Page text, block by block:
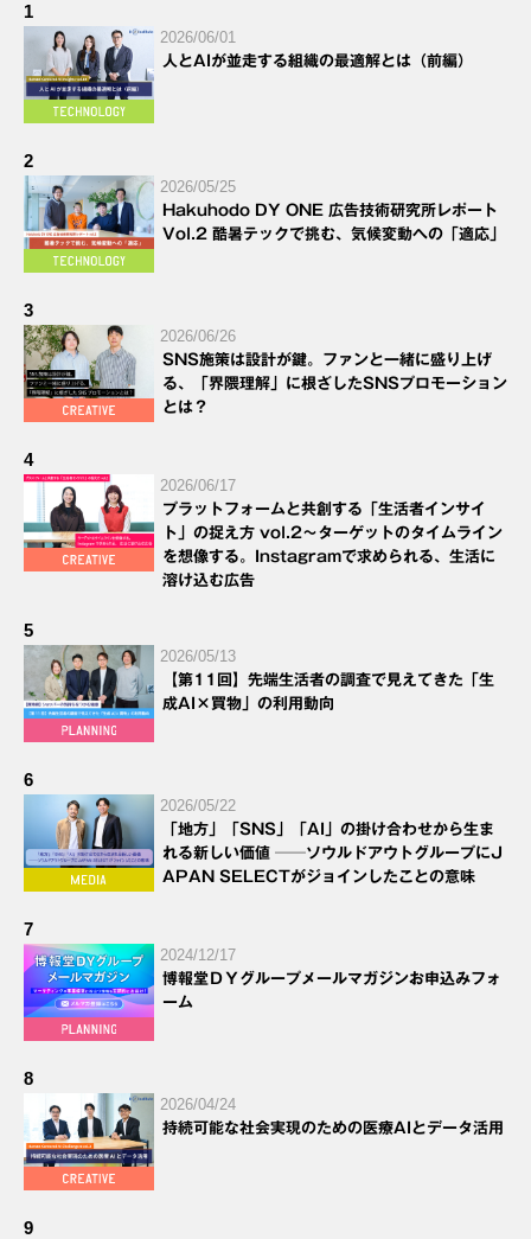
1
2026/06/01
人とAIが並走する組織の最適解とは（前編）
2
2026/05/25
Hakuhodo DY ONE 広告技術研究所レポート
Vol.2 酷暑テックで挑む、気候変動への「適応」
3
2026/06/26
SNS施策は設計が鍵。ファンと一緒に盛り上げ
る、「界隈理解」に根ざしたSNSプロモーション
とは？
4
2026/06/17
プラットフォームと共創する「生活者インサイ
ト」の捉え方 vol.2～ターゲットのタイムライン
を想像する。Instagramで求められる、生活に
溶け込む広告
5
2026/05/13
【第11回】先端生活者の調査で見えてきた「生
成AI×買物」の利用動向
6
2026/05/22
「地方」「SNS」「AI」の掛け合わせから生ま
れる新しい価値 ──ソウルドアウトグループにJ
APAN SELECTがジョインしたことの意味
7
2024/12/17
博報堂ＤＹグループメールマガジンお申込みフォ
ーム
8
2026/04/24
持続可能な社会実現のための医療AIとデータ活用
9